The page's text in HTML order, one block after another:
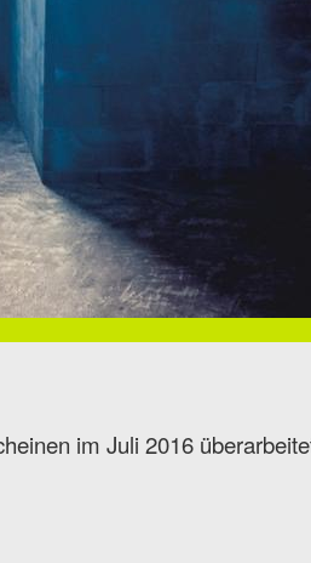
im Juli 2016